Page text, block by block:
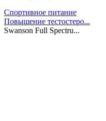
Спортивное питание
Повышение тестостеро...
Swanson Full Spectru...